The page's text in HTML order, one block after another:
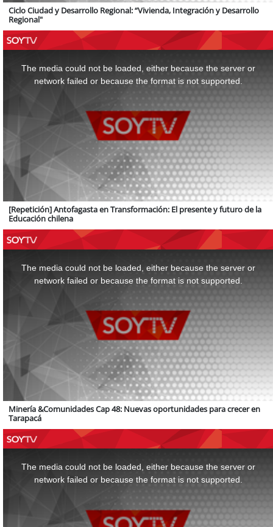
Ciclo Ciudad y Desarrollo Regional: “Vivienda, Integración y Desarrollo
Regional"
The media could not be loaded, either because the server or
network failed or because the format is not supported.
[Repetición] Antofagasta en Transformación: El presente y futuro de la
Educación chilena
The media could not be loaded, either because the server or
network failed or because the format is not supported.
Minería &Comunidades Cap 48: Nuevas oportunidades para crecer en
Tarapacá
The media could not be loaded, either because the server or
network failed or because the format is not supported.